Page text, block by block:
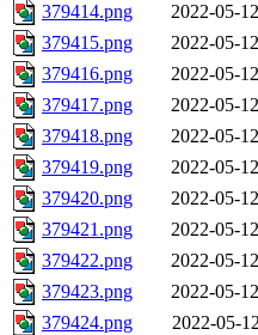
379414.png
2022-05-
379415.png
2022-05-
379416.png
2022-05-
379417.png
2022-05-
379418.png
2022-05-
379419.png
2022-05-
379420.png
2022-05-
379421.png
2022-05-
379422.png
2022-05-
379423.png
2022-05-
379424.png
2022-05-